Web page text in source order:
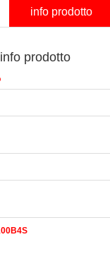
info prodotto
prodotto